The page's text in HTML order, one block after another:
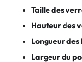
Taille des
Hauteur des
Longueur des
Largeur du